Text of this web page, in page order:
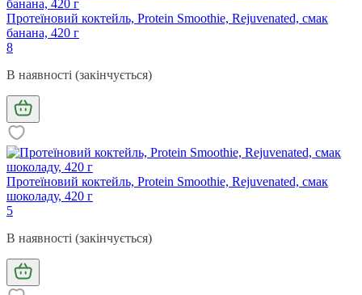
Протеїновий коктейль, Protein Smoothie, Rejuvenated, смак
банана, 420 г
8
В наявності (закінчується)
Протеїновий коктейль, Protein Smoothie, Rejuvenated, смак
шоколаду, 420 г
5
В наявності (закінчується)